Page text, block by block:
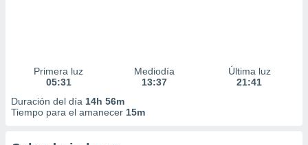
Primera luz
05:31
Mediodía
13:37
Última luz
21:41
Duración del día 14h 56m
Tiempo para el amanecer 15m